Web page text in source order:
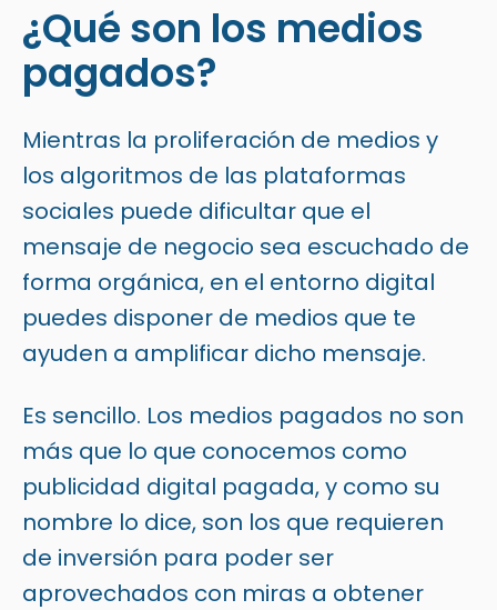
¿Qué son los medios
pagados?
Mientras la proliferación de medios y
los algoritmos de las plataformas
sociales puede dificultar que el
mensaje de negocio sea escuchado de
forma orgánica, en el entorno digital
puedes disponer de medios que te
ayuden a amplificar dicho mensaje.
Es sencillo. Los medios pagados no son
más que lo que conocemos como
publicidad digital pagada, y como su
nombre lo dice, son los que requieren
de inversión para poder ser
aprovechados con miras a obtener